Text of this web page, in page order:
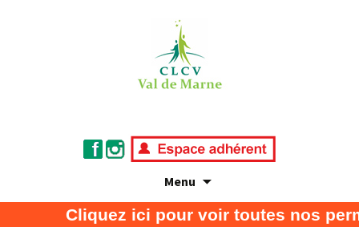
Menu
CLCV Val de Marne
Association de défense des consommateurs
Cliquez ici pour voir toutes nos